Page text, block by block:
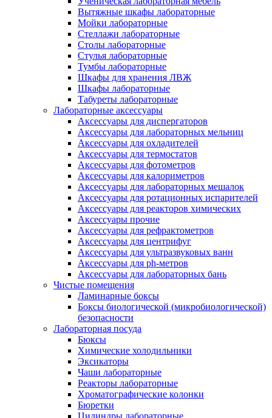
Вытяжные шкафы лабораторные
Мойки лабораторные
Стеллажи лабораторные
Столы лабораторные
Стулья лабораторные
Тумбы лабораторные
Шкафы для хранения ЛВЖ
Шкафы лабораторные
Табуреты лабораторные
Лабораторные аксессуары
Аксессуары для диспергаторов
Аксессуары для лабораторных мельниц
Аксессуары для охладителей
Аксессуары для термостатов
Аксессуары для фотометров
Аксессуары для калориметров
Аксессуары для лабораторных мешалок
Аксессуары для ротационных испарителей
Аксессуары для реакторов химических
Аксессуары прочие
Аксессуары для рефрактометров
Аксессуары для центрифуг
Аксессуары для ультразвуковых ванн
Аксессуары для ph-метров
Аксессуары для лабораторных бань
Чистые помещения
Ламинарные боксы
Боксы биологической (микробиологической)
безопасности
Лабораторная посуда
Бюксы
Химические холодильники
Эксикаторы
Чаши лабораторные
Реакторы лабораторные
Хроматографические колонки
Бюретки
Цилиндры лабораторные